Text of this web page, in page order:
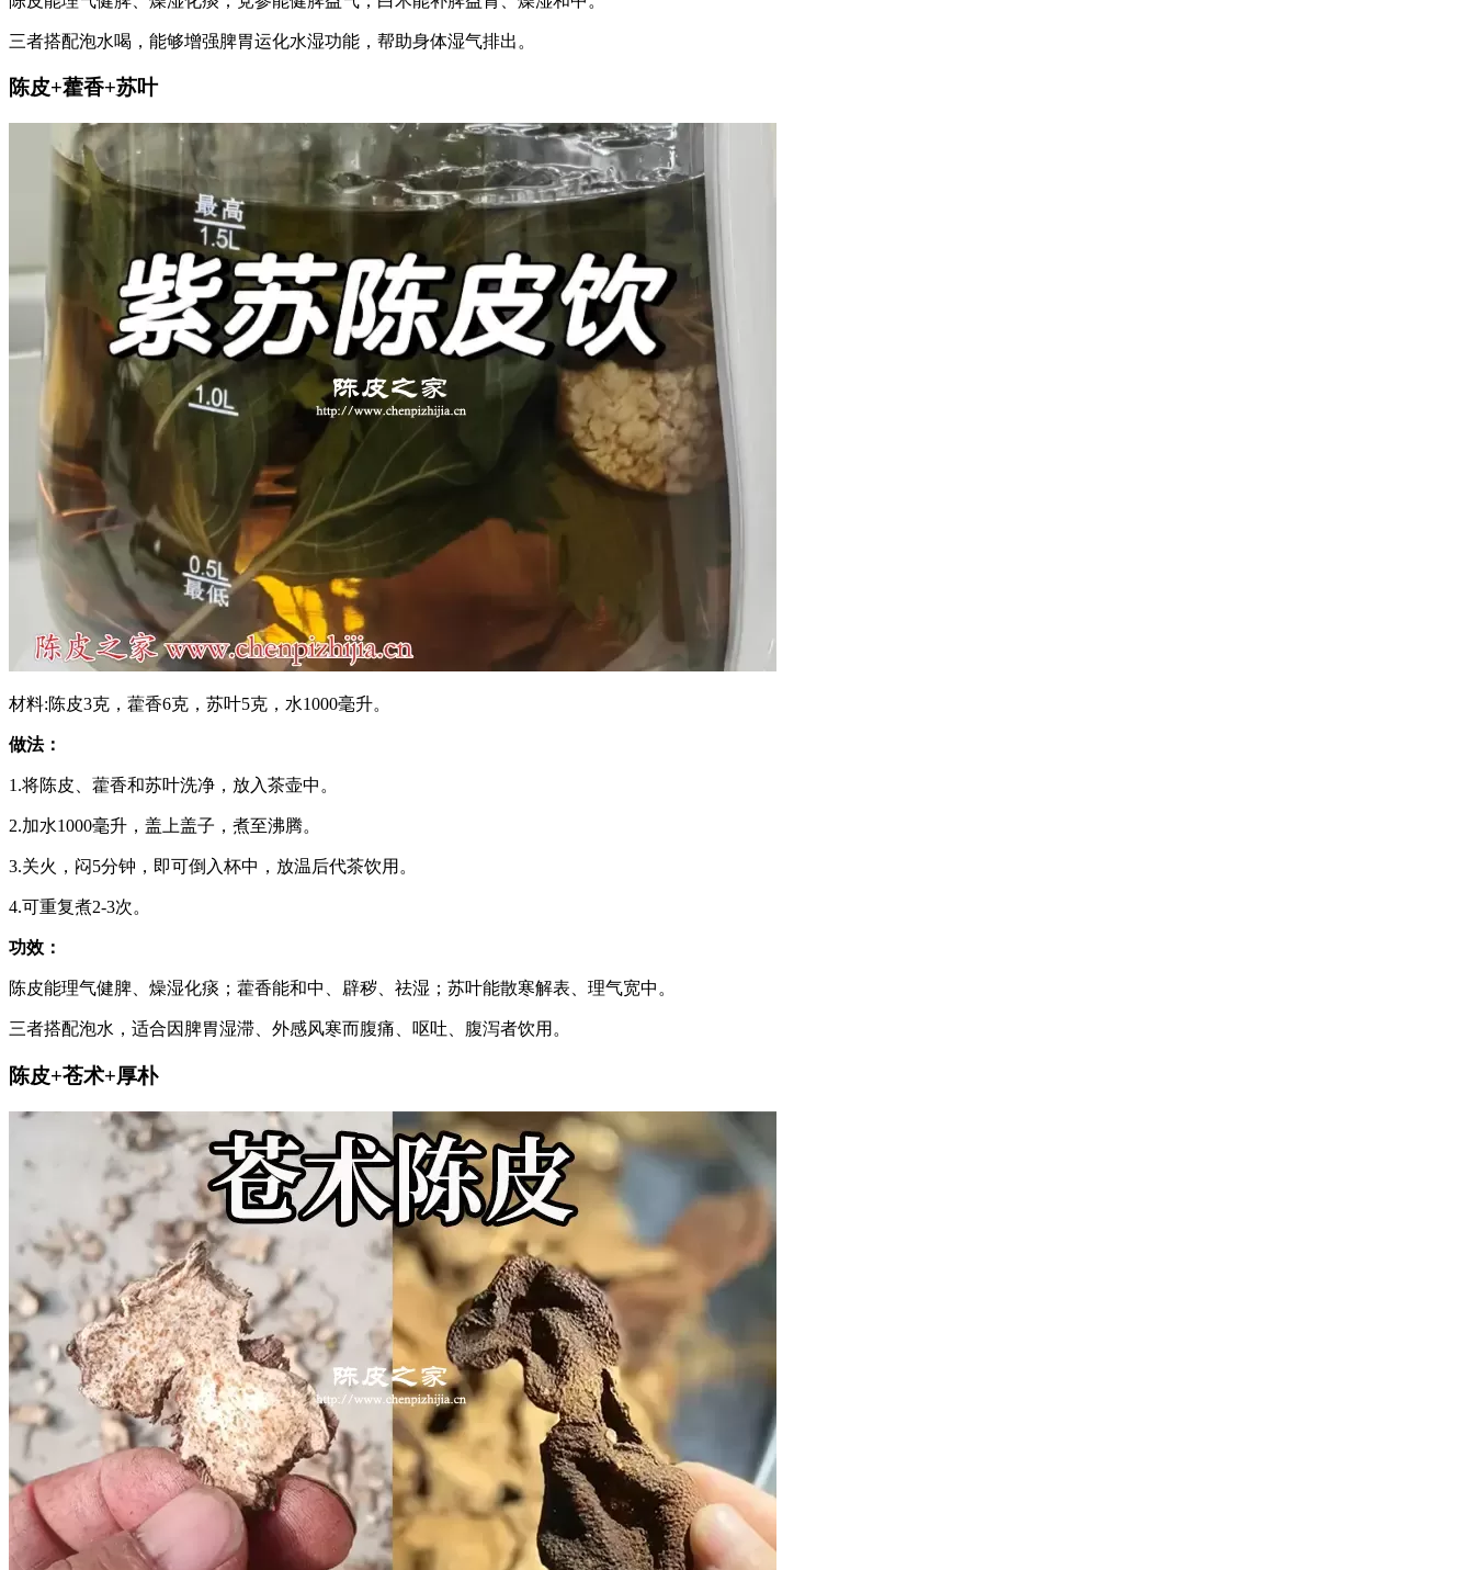
三者搭配泡水喝，能够增强脾胃运化水湿功能，帮助身体湿气排出。
陈皮+藿香+苏叶
材料:陈皮3克，藿香6克，苏叶5克，水1000毫升。
做法：
1.将陈皮、藿香和苏叶洗净，放入茶壶中。
2.加水1000毫升，盖上盖子，煮至沸腾。
3.关火，闷5分钟，即可倒入杯中，放温后代茶饮用。
4.可重复煮2-3次。
功效：
陈皮能理气健脾、燥湿化痰；藿香能和中、辟秽、祛湿；苏叶能散寒解表、理气宽中。
三者搭配泡水，适合因脾胃湿滞、外感风寒而腹痛、呕吐、腹泻者饮用。
陈皮+苍术+厚朴